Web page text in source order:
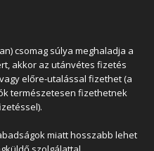
csomag súlya meghaladja a
akkor az utánvétes fizetés
előre-utalással fizethet (a
természetesen fizethetnek
miatt hosszabb lehet